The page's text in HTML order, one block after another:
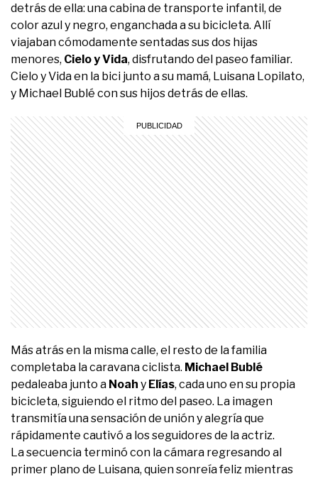
detrás de ella: una cabina de transporte infantil, de
color azul y negro, enganchada a su bicicleta. Allí
viajaban cómodamente sentadas sus dos hijas
menores, Cielo y Vida, disfrutando del paseo familiar.
Cielo y Vida en la bici junto a su mamá, Luisana Lopilato,
y Michael Bublé con sus hijos detrás de ellas.
Más atrás en la misma calle, el resto de la familia
completaba la caravana ciclista. Michael Bublé
pedaleaba junto a Noah y Elías, cada uno en su propia
bicicleta, siguiendo el ritmo del paseo. La imagen
transmitía una sensación de unión y alegría que
rápidamente cautivó a los seguidores de la actriz.
La secuencia terminó con la cámara regresando al
primer plano de Luisana, quien sonreía feliz mientras